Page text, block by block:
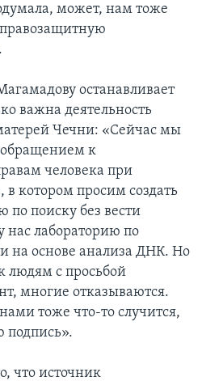
может, нам тоже
правозащитную
останавливает
важна деятельность
Чечни: «Сейчас мы
обращением к
человека при
котором просим создать
поиску без вести
нас лабораторию по
на основе анализа ДНК. Но
людям с просьбой
многие отказываются.
тоже что-то случится,
подпись».
что источник